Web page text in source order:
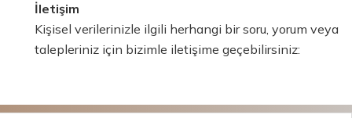
İletişim
Kişisel verilerinizle ilgili herhangi bir soru, yorum veya
talepleriniz için bizimle iletişime geçebilirsiniz: